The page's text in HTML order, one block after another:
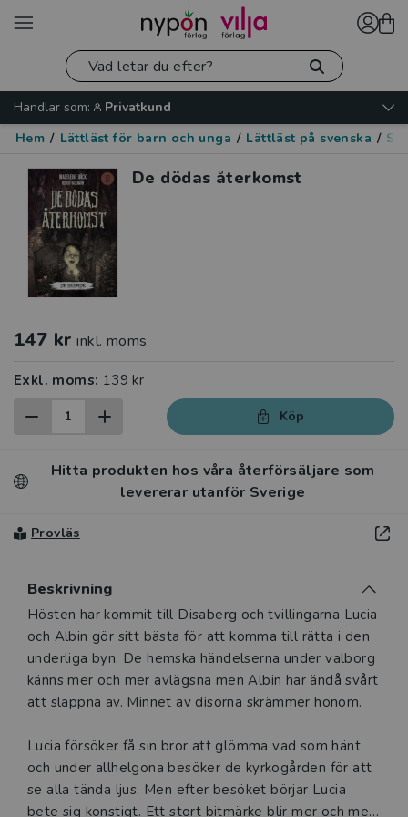
Handlar som:
Privatkund
Hem / Lättläst för barn och unga / Lättläst på svenska /
De dödas återkomst
147 kr inkl. moms
Exkl. moms: 139 kr
Köp
Hitta produkten hos våra återförsäljare som
levererar utanför Sverige
Provläs
Beskrivning
Beskrivning
Hösten har kommit till Disaberg och tvillingarna Lucia
och Albin gör sitt bästa för att komma till rätta i den
underliga byn. De hemska händelserna under valborg
känns mer och mer avlägsna men Albin har ändå svårt
att slappna av. Minnet av disorna skrämmer honom.
Lucia försöker få sin bror att glömma vad som hänt
och under allhelgona besöker de kyrkogården för att
se alla tända ljus. Men efter besöket börjar Lucia
bete sig konstigt. Ett stort bitmärke blir mer och mer